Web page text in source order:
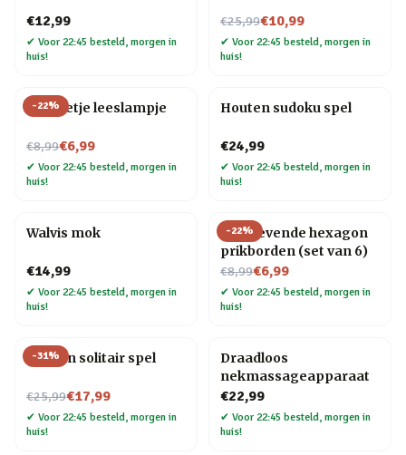
€12,99
✔ Voor 22:45 besteld, morgen in
huis!
€25,99
Nu voor€10,99
✔ Voor 22:45 besteld, morgen in
huis!
-22%
Mannetje leeslampje
€8,99
Nu voor€6,99
✔ Voor 22:45 besteld, morgen in
huis!
Houten sudoku spel
€24,99
✔ Voor 22:45 besteld, morgen in
huis!
Walvis mok
€14,99
✔ Voor 22:45 besteld, morgen in
huis!
-22%
Zelfklevende hexagon
prikborden (set van 6)
€8,99
Nu voor€6,99
✔ Voor 22:45 besteld, morgen in
huis!
-31%
Houten solitair spel
€25,99
Nu voor€17,99
✔ Voor 22:45 besteld, morgen in
huis!
Draadloos
nekmassageapparaat
€22,99
✔ Voor 22:45 besteld, morgen in
huis!